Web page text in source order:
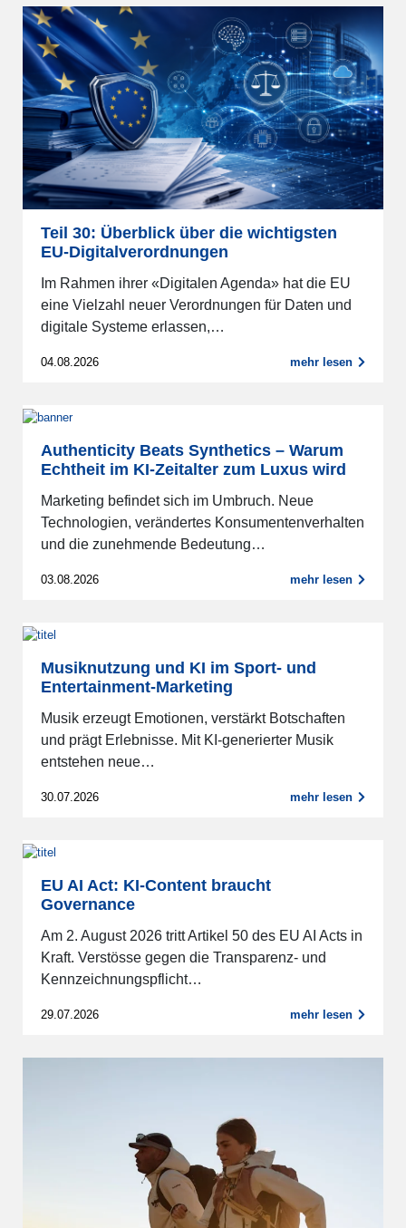
Teil 30: Überblick über die wichtigsten
EU-Digitalverordnungen
Im Rahmen ihrer «Digitalen Agenda» hat die EU
eine Vielzahl neuer Verordnungen für Daten und
digitale Systeme erlassen,…
04.08.2026 mehr lesen
Authenticity Beats Synthetics – Warum
Echtheit im KI-Zeitalter zum Luxus wird
Marketing befindet sich im Umbruch. Neue
Technologien, verändertes Konsumentenverhalten
und die zunehmende Bedeutung…
03.08.2026 mehr lesen
Musiknutzung und KI im Sport- und
Entertainment-Marketing
Musik erzeugt Emotionen, verstärkt Botschaften
und prägt Erlebnisse. Mit KI-generierter Musik
entstehen neue…
30.07.2026 mehr lesen
EU AI Act: KI-Content braucht
Governance
Am 2. August 2026 tritt Artikel 50 des EU AI Acts in
Kraft. Verstösse gegen die Transparenz- und
Kennzeichnungspflicht…
29.07.2026 mehr lesen